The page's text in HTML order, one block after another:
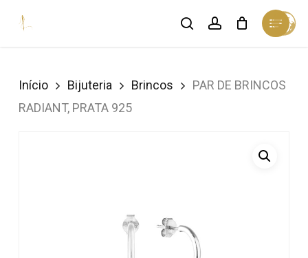
searchaccount
Menu
Close
Cart
Início Bijuteria Brincos
PAR DE BRINCOS
RADIANT, PRATA 925